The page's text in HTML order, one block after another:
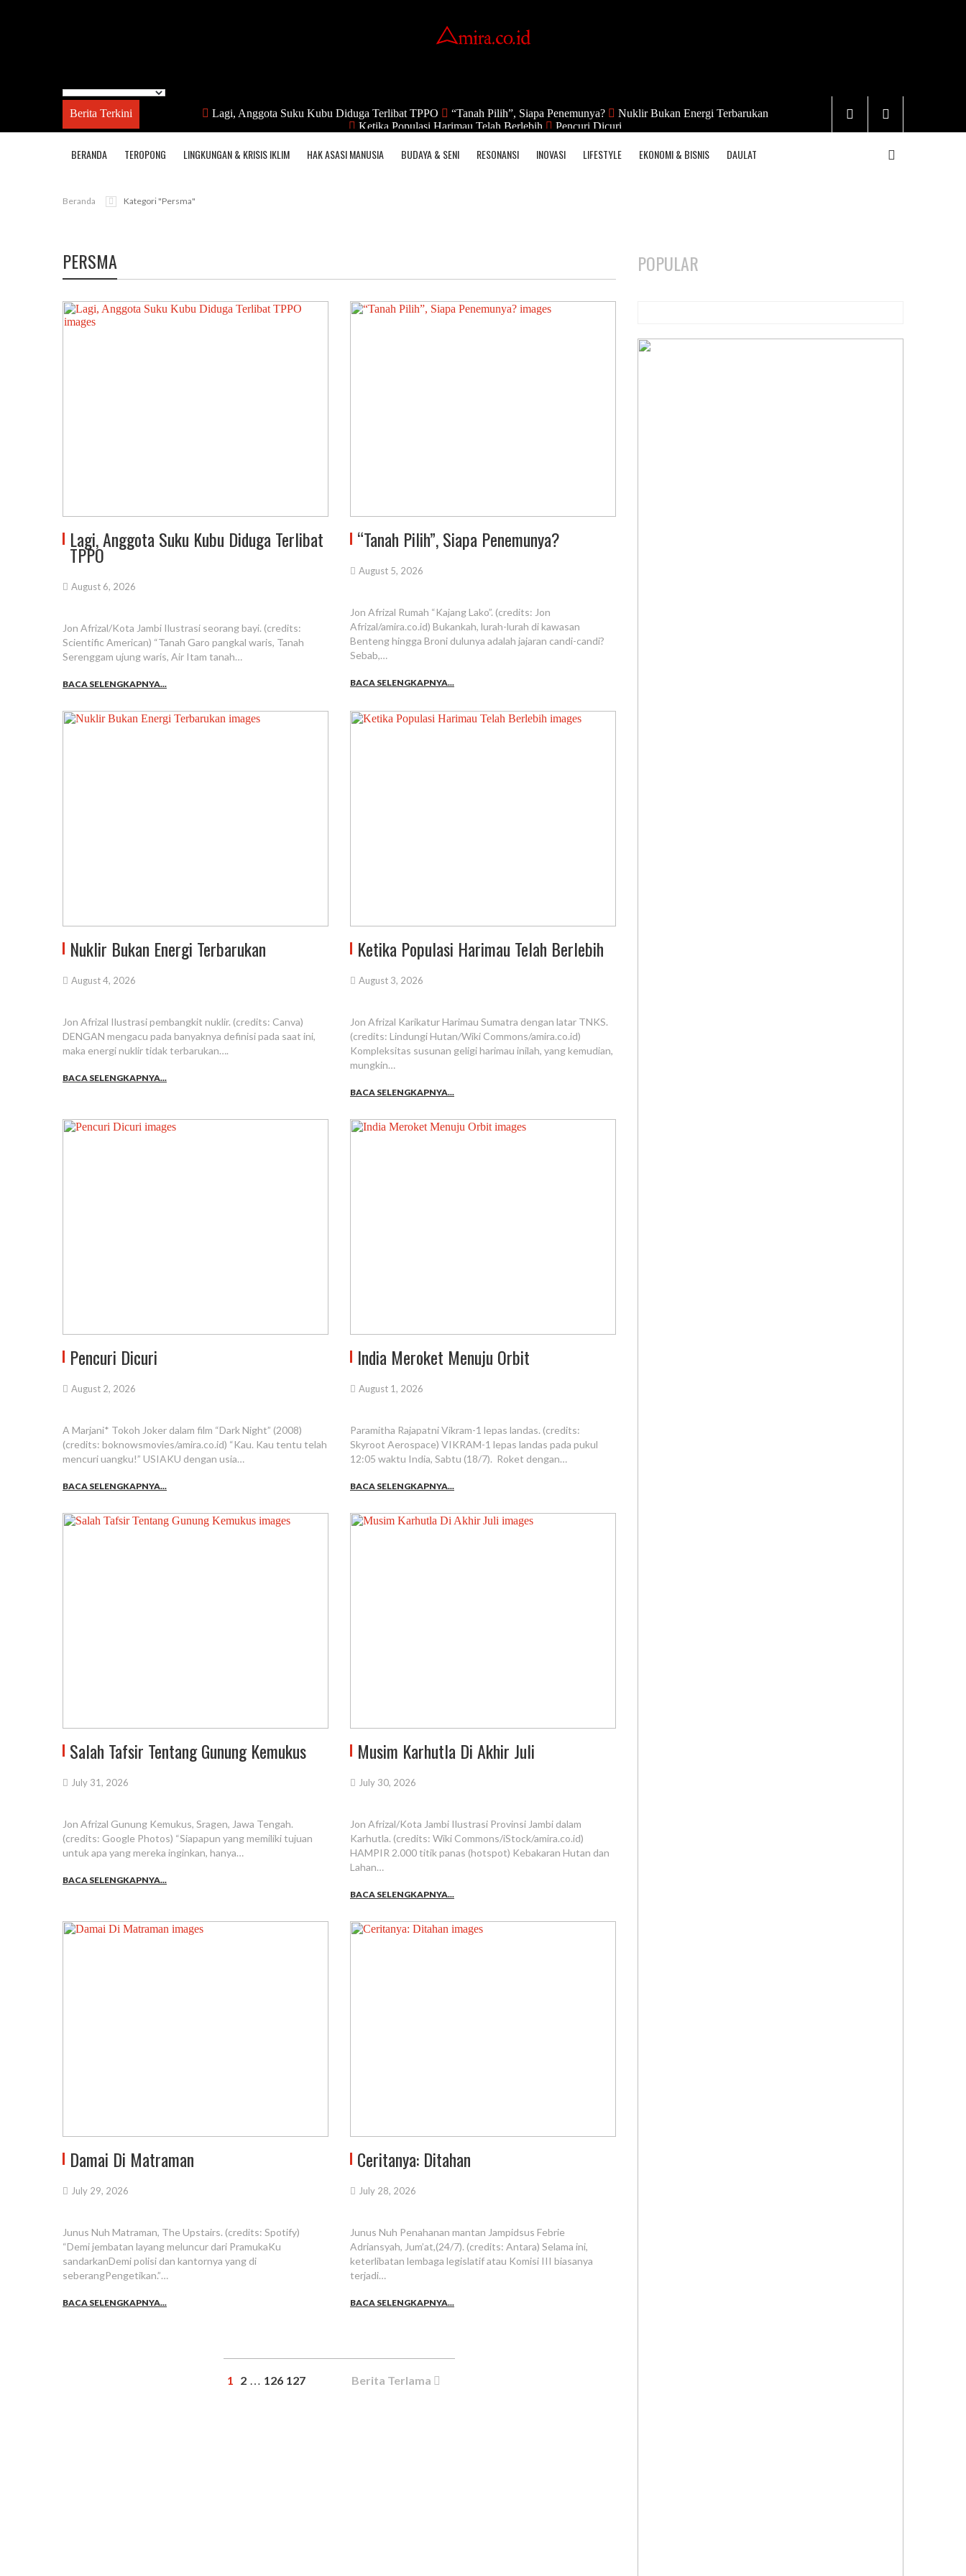
Berita Terkini Lagi, Anggota Suku Kubu Diduga Terlibat TPPO “Tanah Pilih”, Siapa Penemunya?
Nuklir Bukan Energi Terbarukan
Ketika Populasi Harimau Telah Berlebih
Pencuri Dicuri
BERANDA TEROPONG LINGKUNGAN & KRISIS IKLIM HAK ASASI MANUSIA BUDAYA & SENI RESONANSI INOVASI LIFESTYLE EKONOMI & BISNIS DAULAT
Beranda Kategori "persma"
PERSMA
Lagi, Anggota Suku Kubu Diduga Terlibat
TPPO
August 6, 2026
Jon Afrizal/Kota Jambi Ilustrasi seorang bayi. (credits:
Scientific American) “Tanah Garo pangkal waris, Tanah
Serenggam ujung waris, Air Itam tanah…
BACA SELENGKAPNYA...
“Tanah Pilih”, Siapa Penemunya?
August 5, 2026
Jon Afrizal Rumah “Kajang Lako”. (credits: Jon
Afrizal/amira.co.id) Bukankah, lurah-lurah di kawasan
Benteng hingga Broni dulunya adalah jajaran candi-candi?
Sebab,…
BACA SELENGKAPNYA...
Nuklir Bukan Energi Terbarukan
August 4, 2026
Jon Afrizal Ilustrasi pembangkit nuklir. (credits: Canva)
DENGAN mengacu pada banyaknya definisi pada saat ini,
maka energi nuklir tidak terbarukan….
BACA SELENGKAPNYA...
Ketika Populasi Harimau Telah Berlebih
August 3, 2026
Jon Afrizal Karikatur Harimau Sumatra dengan latar TNKS.
(credits: Lindungi Hutan/Wiki Commons/amira.co.id)
Kompleksitas susunan geligi harimau inilah, yang kemudian,
mungkin…
BACA SELENGKAPNYA...
Pencuri Dicuri
August 2, 2026
A Marjani* Tokoh Joker dalam film “Dark Night” (2008)
(credits: boknowsmovies/amira.co.id) “Kau. Kau tentu telah
mencuri uangku!” USIAKU dengan usia…
BACA SELENGKAPNYA...
India Meroket Menuju Orbit
August 1, 2026
Paramitha Rajapatni Vikram-1 lepas landas. (credits:
Skyroot Aerospace) VIKRAM-1 lepas landas pada pukul
12:05 waktu India, Sabtu (18/7). Roket dengan…
BACA SELENGKAPNYA...
Salah Tafsir Tentang Gunung Kemukus
July 31, 2026
Jon Afrizal Gunung Kemukus, Sragen, Jawa Tengah.
(credits: Google Photos) “Siapapun yang memiliki tujuan
untuk apa yang mereka inginkan, hanya…
BACA SELENGKAPNYA...
Musim Karhutla Di Akhir Juli
July 30, 2026
Jon Afrizal/Kota Jambi Ilustrasi Provinsi Jambi dalam
Karhutla. (credits: Wiki Commons/iStock/amira.co.id)
HAMPIR 2.000 titik panas (hotspot) Kebakaran Hutan dan
Lahan…
BACA SELENGKAPNYA...
Damai Di Matraman
July 29, 2026
Junus Nuh Matraman, The Upstairs. (credits: Spotify)
“Demi jembatan layang meluncur dari PramukaKu
sandarkanDemi polisi dan kantornya yang di
seberangPengetikan.”…
BACA SELENGKAPNYA...
Ceritanya: Ditahan
July 28, 2026
Junus Nuh Penahanan mantan Jampidsus Febrie
Adriansyah, Jum’at,(24/7). (credits: Antara) Selama ini,
keterlibatan lembaga legislatif atau Komisi III biasanya
terjadi…
BACA SELENGKAPNYA...
1 2 … 126 127 Berita Terlama
POPULAR